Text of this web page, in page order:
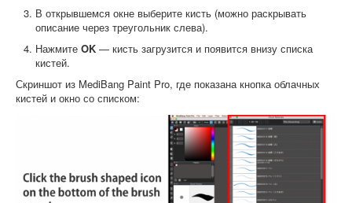
В открывшемся окне выберите кисть (можно раскрывать
описание через треугольник слева).
Нажмите OK — кисть загрузится и появится внизу списка
кистей.
Скриншот из MediBang Paint Pro, где показана кнопка облачных
кистей и окно со списком: